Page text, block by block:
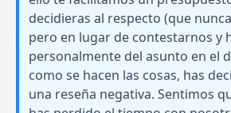
decidieras al respecto (que
pero en lugar de contestarnos y
personalmente del asunto en el
como se hacen las cosas, has
una reseña negativa. Sentimos